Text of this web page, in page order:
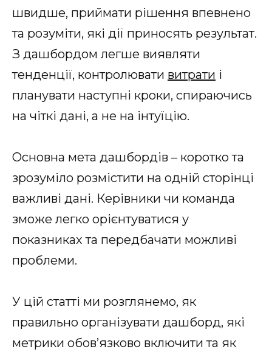
швидше, приймати рішення впевнено
та розуміти, які дії приносять результат.
З дашбордом легше виявляти
тенденції, контролювати витрати і
планувати наступні кроки, спираючись
на чіткі дані, а не на інтуїцію.
Основна мета дашбордів – коротко та
зрозуміло розмістити на одній сторінці
важливі дані. Керівники чи команда
зможе легко орієнтуватися у
показниках та передбачати можливі
проблеми.
У цій статті ми розглянемо, як
правильно організувати дашборд, які
метрики обов’язково включити та як